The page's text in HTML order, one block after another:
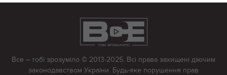
Все – тобі зрозуміло © 2013-2025. Всі права захищені діючим
законодавством України. Будь-яке порушення прав